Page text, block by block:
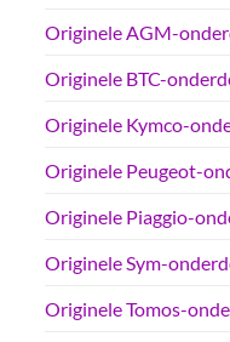
Originele AGM-
Originele BTC-
Originele Kymco-
Originele Peugeot-
Originele Piaggio-
Originele Sym-
Originele Tomos-